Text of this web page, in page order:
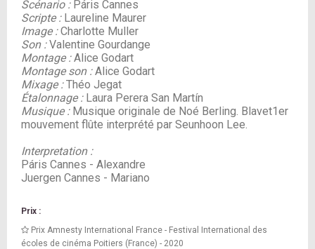
Scénario :Páris Cannes
Scripte :Laureline Maurer
Image :Charlotte Muller
Son :Valentine Gourdange
Montage :Alice Godart
Montage son :Alice Godart
Mixage :Théo Jegat
Étalonnage :Laura Perera San Martín
Musique :Musique originale de Noé Berling. Blavet1er
mouvement flûte interprété par Seunhoon Lee.
Interpretation :
Páris Cannes - Alexandre
Juergen Cannes - Mariano
Prix :
Prix Amnesty International France - Festival International des
écoles de cinéma Poitiers (France) - 2020